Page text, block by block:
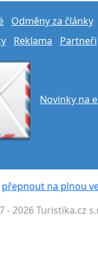
Odměny za články
Reklama Partneři
Novinky na
přepnout na plnou
- 2026 Turistika.cz